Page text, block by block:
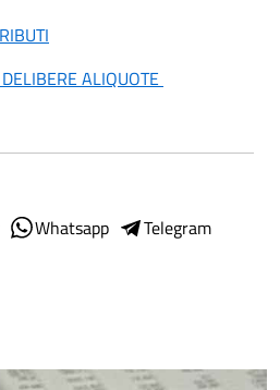
ALIQUOTE
Whatsapp
Telegram